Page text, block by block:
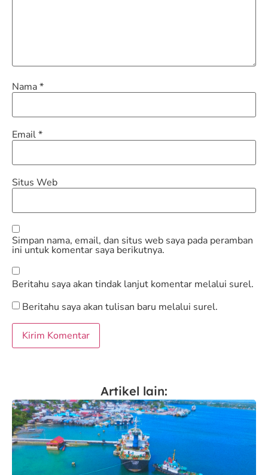
Nama*
Email*
Situs Web
Simpan nama, email, dan situs web saya pada peramban
ini untuk komentar saya berikutnya.
Beritahu saya akan tindak lanjut komentar melalui surel.
Beritahu saya akan tulisan baru melalui surel.
Artikel lain: